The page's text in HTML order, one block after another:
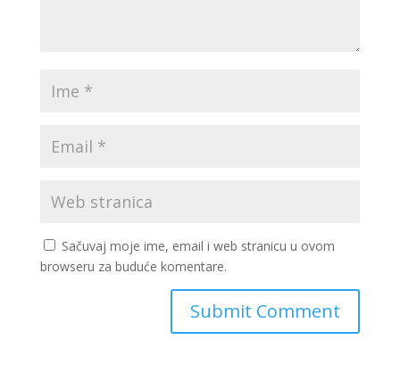
Sačuvaj moje ime, email i web stranicu u ovom
browseru za buduće komentare.